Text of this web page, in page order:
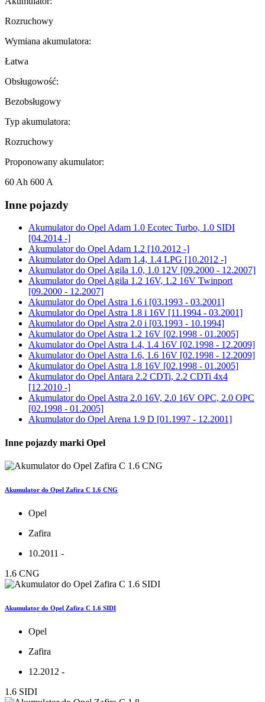
Rozruchowy
Wymiana akumulatora:
Łatwa
Obsługowość:
Bezobsługowy
Typ akumulatora:
Rozruchowy
Proponowany akumulator:
60 Ah 600 A
Inne pojazdy
Akumulator do Opel Adam 1.0 Ecotec Turbo, 1.0 SIDI
[04.2014 -]
Akumulator do Opel Adam 1.2 [10.2012 -]
Akumulator do Opel Adam 1.4, 1.4 LPG [10.2012 -]
Akumulator do Opel Agila 1.0, 1.0 12V [09.2000 - 12.2007]
Akumulator do Opel Agila 1.2 16V, 1.2 16V Twinport
[09.2000 - 12.2007]
Akumulator do Opel Astra 1.6 i [03.1993 - 03.2001]
Akumulator do Opel Astra 1.8 i 16V [11.1994 - 03.2001]
Akumulator do Opel Astra 2.0 i [03.1993 - 10.1994]
Akumulator do Opel Astra 1.2 16V [02.1998 - 01.2005]
Akumulator do Opel Astra 1.4, 1.4 16V [02.1998 - 12.2009]
Akumulator do Opel Astra 1.6, 1.6 16V [02.1998 - 12.2009]
Akumulator do Opel Astra 1.8 16V [02.1998 - 01.2005]
Akumulator do Opel Antara 2.2 CDTi, 2.2 CDTi 4x4
[12.2010 -]
Akumulator do Opel Astra 2.0 16V, 2.0 16V OPC, 2.0 OPC
[02.1998 - 01.2005]
Akumulator do Opel Arena 1.9 D [01.1997 - 12.2001]
Inne pojazdy marki Opel
Akumulator do Opel Zafira C 1.6 CNG
Opel
Zafira
10.2011 -
1.6 CNG
Akumulator do Opel Zafira C 1.6 SIDI
Opel
Zafira
12.2012 -
1.6 SIDI